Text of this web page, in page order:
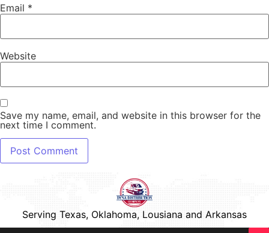
Email *
Website
Save my name, email, and website in this browser for the
next time I comment.
Serving Texas, Oklahoma, Lousiana and Arkansas